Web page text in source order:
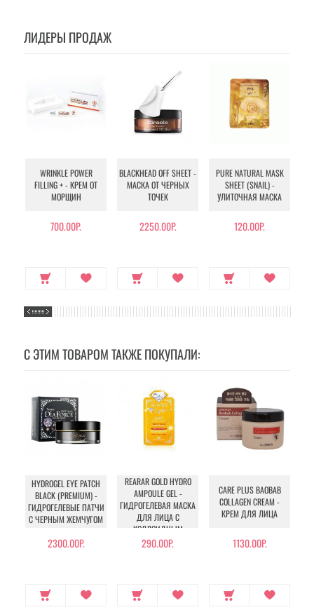
ЛИДЕРЫ ПРОДАЖ
WRINKLE POWER
FILLING + - КРЕМ ОТ
МОРЩИН
700.00Р.
BLACKHEAD OFF SHEET -
МАСКА ОТ ЧЕРНЫХ
ТОЧЕК
2250.00Р.
PURE NATURAL MASK
SHEET (SNAIL) -
УЛИТОЧНАЯ МАСКА
120.00Р.
С ЭТИМ ТОВАРОМ ТАКЖЕ ПОКУПАЛИ:
HYDROGEL EYE PATCH
BLACK (PREMIUM) -
ГИДРОГЕЛЕВЫЕ ПАТЧИ
С ЧЕРНЫМ ЖЕМЧУГОМ
2300.00Р.
REARAR GOLD HYDRO
AMPOULE GEL -
ГИДРОГЕЛЕВАЯ МАСКА
ДЛЯ ЛИЦА С
КОЛЛОИДНЫМ
ЗОЛОТОМ
290.00Р.
CARE PLUS BAOBAB
COLLAGEN CREAM -
КРЕМ ДЛЯ ЛИЦА
1130.00Р.